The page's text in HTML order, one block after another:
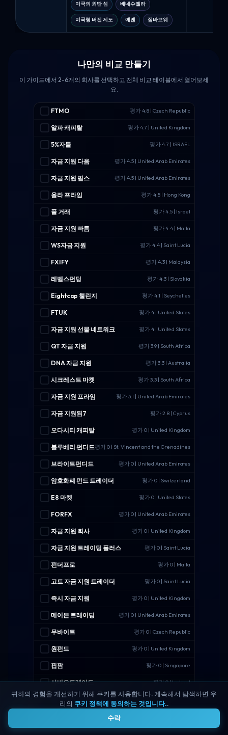
미국의 외딴 섬 베네수엘라
미국령 버진 제도 예멘 짐바브웨
나만의 비교 만들기
이 가이드에서 2-6개의 회사를 선택하고 전체 비교 테이블에서 열어보세
요.
FTMO 평가 4.8 | Czech Republic
알파 캐피탈 평가 4.7 | United Kingdom
5%자들 평가 4.7 | ISRAEL
자금 지원 다음 평가 4.5 | United Arab Emirates
자금 지원 핍스 평가 4.5 | United Arab Emirates
올라 프라임 평가 4.5 | Hong Kong
풀 거래 평가 4.5 | Israel
자금 지원 빠름 평가 4.4 | Malta
WS자금 지원 평가 4.4 | Saint Lucia
FXIFY 평가 4.3 | Malaysia
레벨스펀딩 평가 4.3 | Slovakia
Eightcap 챌린지 평가 4.1 | Seychelles
FTUK 평가 4 | United States
자금 지원 선물 네트워크 평가 4 | United States
QT 자금 지원 평가 3.9 | South Africa
DNA 자금 지원 평가 3.3 | Australia
시크레스트 마켓 평가 3.3 | South Africa
자금 지원 프라임 평가 3.1 | United Arab Emirates
자금 지원됨7 평가 2.8 | Cyprus
오다시티 캐피탈 평가 0 | United Kingdom
블루베리 펀디드평가 0 | St. Vincent and the Grenadines
브라이트펀디드 평가 0 | United Arab Emirates
암호화폐 펀드 트레이더 평가 0 | Switzerland
E8 마켓 평가 0 | United States
FORFX 평가 0 | United Arab Emirates
자금 지원 회사 평가 0 | United Kingdom
자금 지원 트레이딩 플러스 평가 0 | Saint Lucia
펀더프로 평가 0 | Malta
고트 자금 지원 트레이더 평가 0 | Saint Lucia
즉시 자금 지원 평가 0 | United Kingdom
메이븐 트레이딩 평가 0 | United Arab Emirates
무바이트 평가 0 | Czech Republic
원펀드 평가 0 | United Kingdom
핍팜 평가 0 | Singapore
사비오트레이드 평가 0 | Ireland
탑 원 트레이더 평가 0 | United States
귀하의 경험을 개선하기 위해 쿠키를 사용합니다. 계속해서 탐색하면 우
리의 쿠키 정책에 동의하는 것입니다..
수락